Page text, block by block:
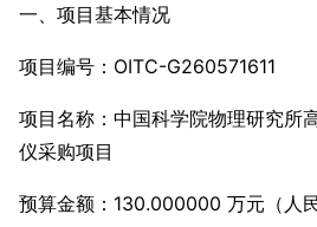
一、项目基本情况
项目编号：OITC-G260571611
项目名称：中国科学院物理研究所
仪采购项目
预算金额：130.000000 万元（人民